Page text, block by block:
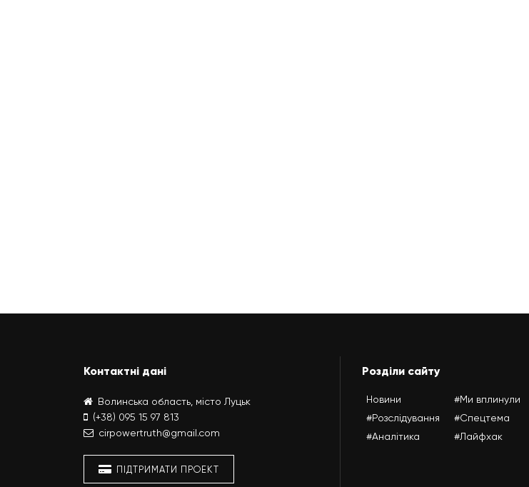
Контактні дані
Волинська область, місто Луцьк
(+38) 095 15 97 813
cirpowertruth@gmail.com
ПІДТРИМАТИ ПРОЕКТ
Розділи сайту
Новини
#Розслідування
#Аналітика
#Ми вплинули
#Спецтема
#Лайфхак